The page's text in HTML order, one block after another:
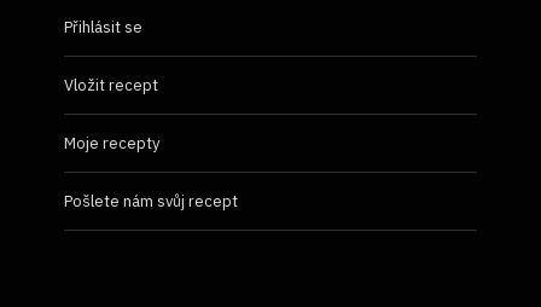
Přihlásit se
Vložit recept
Moje recepty
Pošlete nám svůj recept